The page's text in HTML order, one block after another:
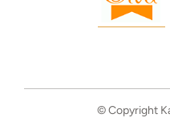
© Copyright